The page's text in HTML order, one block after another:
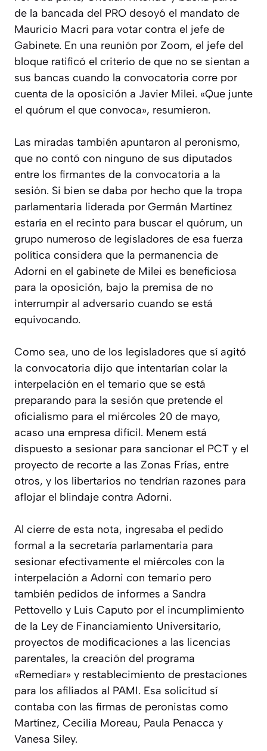
de la bancada del PRO desoyó el mandato de
Mauricio Macri para votar contra el jefe de
Gabinete. En una reunión por Zoom, el jefe del
bloque ratificó el criterio de que no se sientan a
sus bancas cuando la convocatoria corre por
cuenta de la oposición a Javier Milei. «Que junte
el quórum el que convoca», resumieron.
Las miradas también apuntaron al peronismo,
que no contó con ninguno de sus diputados
entre los firmantes de la convocatoria a la
sesión. Si bien se daba por hecho que la tropa
parlamentaria liderada por Germán Martínez
estaría en el recinto para buscar el quórum, un
grupo numeroso de legisladores de esa fuerza
política considera que la permanencia de
Adorni en el gabinete de Milei es beneficiosa
para la oposición, bajo la premisa de no
interrumpir al adversario cuando se está
equivocando.
Como sea, uno de los legisladores que sí agitó
la convocatoria dijo que intentarían colar la
interpelación en el temario que se está
preparando para la sesión que pretende el
oficialismo para el miércoles 20 de mayo,
acaso una empresa difícil. Menem está
dispuesto a sesionar para sancionar el PCT y el
proyecto de recorte a las Zonas Frías, entre
otros, y los libertarios no tendrían razones para
aflojar el blindaje contra Adorni.
Al cierre de esta nota, ingresaba el pedido
formal a la secretaría parlamentaria para
sesionar efectivamente el miércoles con la
interpelación a Adorni con temario pero
también pedidos de informes a Sandra
Pettovello y Luis Caputo por el incumplimiento
de la Ley de Financiamiento Universitario,
proyectos de modificaciones a las licencias
parentales, la creación del programa
«Remediar» y restablecimiento de prestaciones
para los afiliados al PAMI. Esa solicitud sí
contaba con las firmas de peronistas como
Martínez, Cecilia Moreau, Paula Penacca y
Vanesa Siley.